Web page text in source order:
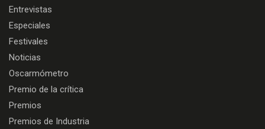
Entrevistas
Especiales
Festivales
Noticias
Oscarmómetro
Premio de la crítica
Premios
Premios de Industria